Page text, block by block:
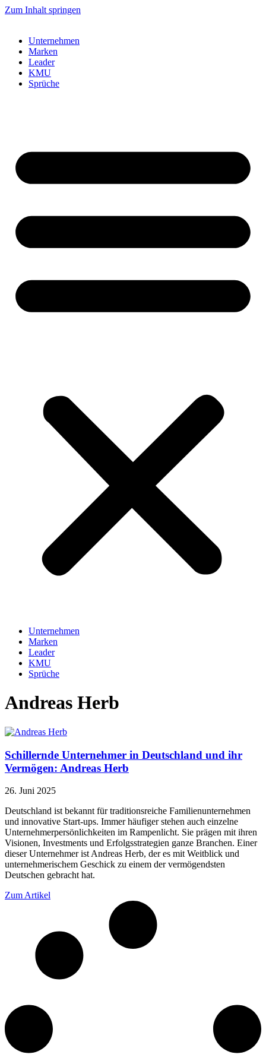
Zum Inhalt springen
Unternehmen
Marken
Leader
KMU
Sprüche
Unternehmen
Marken
Leader
KMU
Sprüche
Andreas Herb
Schillernde Unternehmer in Deutschland und ihr
Vermögen: Andreas Herb
26. Juni 2025
Deutschland ist bekannt für traditionsreiche Familienunternehmen
und innovative Start-ups. Immer häufiger stehen auch einzelne
Unternehmerpersönlichkeiten im Rampenlicht. Sie prägen mit ihren
Visionen, Investments und Erfolgsstrategien ganze Branchen. Einer
dieser Unternehmer ist Andreas Herb, der es mit Weitblick und
unternehmerischem Geschick zu einem der vermögendsten
Deutschen gebracht hat.
Zum Artikel